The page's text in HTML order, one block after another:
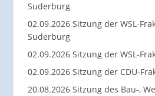
Suderburg
02.09.2026 Sitzung der WSL-
Suderburg
02.09.2026 Sitzung der WSL-
02.09.2026 Sitzung der CDU-
20.08.2026 Sitzung des Bau-,